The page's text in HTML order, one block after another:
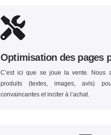
Optimisation des pages
C’est ici que se joue la vente. Nous
produits (textes, images, avis)
convaincantes et inciter à l’achat.